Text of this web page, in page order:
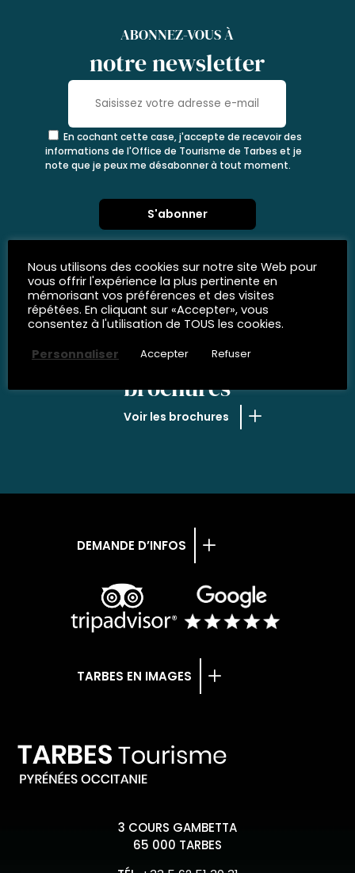
ABONNEZ-VOUS À
notre newsletter
En cochant cette case, j'accepte de recevoir des
informations de l'Office de Tourisme de Tarbes et je
note que je peux me désabonner à tout moment.
NOS
brochures
Voir les brochures
DEMANDE D’INFOS
TARBES EN IMAGES
3 COURS GAMBETTA
65 000 TARBES
Nous utilisons des cookies sur notre site Web pour
vous offrir l'expérience la plus pertinente en
mémorisant vos préférences et des visites
répétées. En cliquant sur «Accepter», vous
consentez à l'utilisation de TOUS les cookies.
Personnaliser
Accepter Refuser